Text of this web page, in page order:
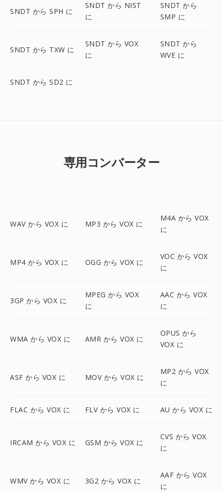
SNDT から SPH に
SNDT から NIST
に
SNDT から
SMP に
SNDT から TXW に
SNDT から VOX
に
SNDT から
WVE に
SNDT から SD2 に
専用コンバーター
WAV から VOX に MP3 から VOX に
M4A から VOX
に
MP4 から VOX に OGG から VOX に
VOC から VOX
に
3GP から VOX に
MPEG から VOX
に
AAC から VOX
に
WMA から VOX に AMR から VOX に
OPUS から
VOX に
ASF から VOX に MOV から VOX に
MP2 から VOX
に
FLAC から VOX に FLV から VOX に AU から VOX に
IRCAM から VOX に GSM から VOX に
CVS から VOX
に
WMV から VOX に 3G2 から VOX に
AAF から VOX
に